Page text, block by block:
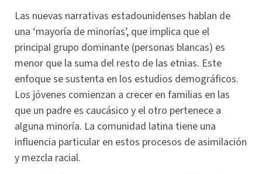
Las nuevas narrativas estadounidenses hablan de
una ‘mayoría de minorías’, que implica que el
principal grupo dominante (personas blancas) es
menor que la suma del resto de las etnias. Este
enfoque se sustenta en los estudios demográficos.
Los jóvenes comienzan a crecer en familias en las
que un padre es caucásico y el otro pertenece a
alguna minoría. La comunidad latina tiene una
influencia particular en estos procesos de asimilación
y mezcla racial.